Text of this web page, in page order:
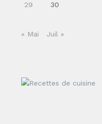
29 30
« Mai Juil »